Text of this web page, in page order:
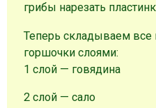
грибы нарезать
Теперь складываем
горшочки слоями:
1 слой — говядина
2 слой — сало